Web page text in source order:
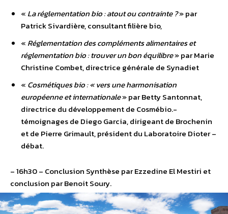
« La réglementation bio : atout ou contrainte ?» par
Patrick Sivardière, consultant filière bio,
« Réglementation des compléments alimentaires et
réglementation bio : trouver un bon équilibre» par Marie
Christine Combet, directrice générale de Synadiet
« Cosmétiques bio : « vers une harmonisation
européenne et internationale» par Betty Santonnat,
directrice du développement de Cosmébio.-
témoignages de Diego Garcia, dirigeant de Brochenin
et de Pierre Grimault, président du Laboratoire Dioter –
débat.
– 16h30 – Conclusion Synthèse par Ezzedine El Mestiri et
conclusion par Benoit Soury.